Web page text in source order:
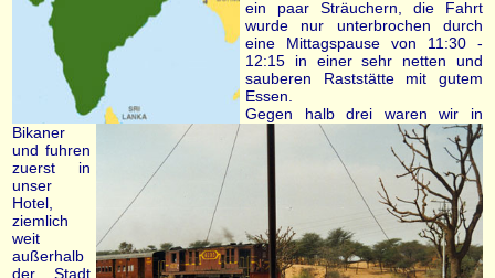
ein paar Sträuchern, die Fahrt
wurde nur unterbrochen durch
eine Mittagspause von 11:30 -
12:15 in einer sehr netten und
sauberen Raststätte mit gutem
Essen.
Gegen halb drei waren wir in
Bikaner
und fuhren
zuerst in
unser
Hotel,
ziemlich
weit
außerhalb
der Stadt